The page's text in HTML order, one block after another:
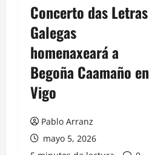
Concerto das Letras
Galegas
homenaxeará a
Begoña Caamaño en
Vigo
Pablo Arranz
mayo 5, 2026